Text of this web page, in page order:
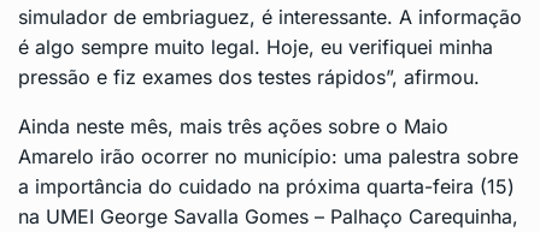
simulador de embriaguez, é interessante. A informação
é algo sempre muito legal. Hoje, eu verifiquei minha
pressão e fiz exames dos testes rápidos”, afirmou.
Ainda neste mês, mais três ações sobre o Maio
Amarelo irão ocorrer no município: uma palestra sobre
a importância do cuidado na próxima quarta-feira (15)
na UMEI George Savalla Gomes – Palhaço Carequinha,